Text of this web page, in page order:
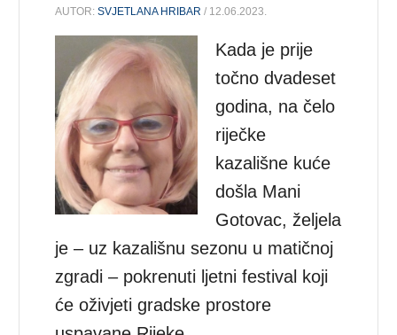
AUTOR:SVJETLANA HRIBAR / 12.06.2023.
Kada je prije
točno dvadeset
godina, na čelo
riječke
kazališne kuće
došla Mani
Gotovac, željela
je – uz kazališnu sezonu u matičnoj
zgradi – pokrenuti ljetni festival koji
će oživjeti gradske prostore